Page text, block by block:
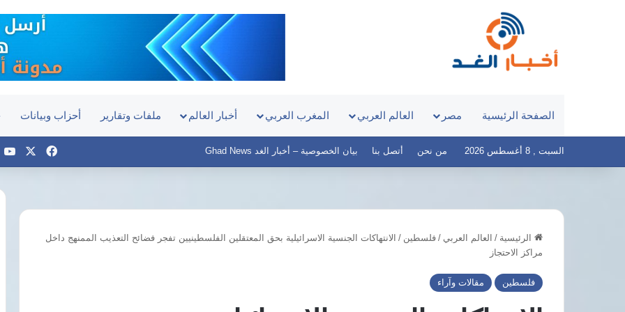
الصفحة الرئيسية مصر العالم العربي المغرب العربي أخبار العالم ملفات وتقارير أحزاب وبيانات
السبت , 8 أغسطس 2026 من نحن أتصل بنا بيان الخصوصية – أخبار الغد Ghad News فيسبوك
الرئيسية / العالم العربي / فلسطين / الانتهاكات الجنسية الاسرائيلية بحق المعتقلين الفلسطينيين تفجر فضائح التعذيب الممنهج داخل
مراكز الاحتجاز
فلسطين مقالات وآراء
حملة